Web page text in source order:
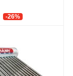
-26%